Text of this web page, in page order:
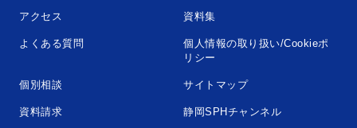
アクセス
よくある質問
個別相談
資料請求
資料集
個人情報の取り扱い/Cookieポ
リシー
サイトマップ
静岡SPHチャンネル